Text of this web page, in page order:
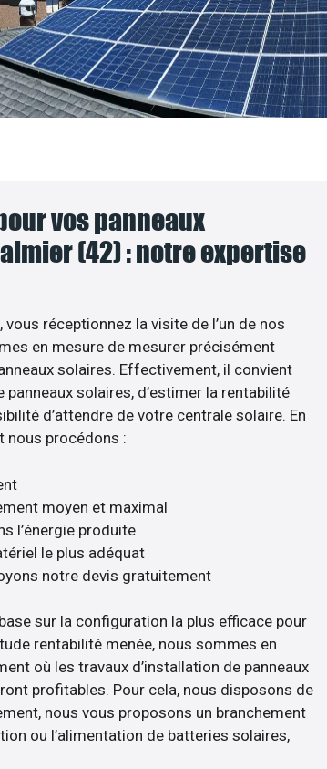
vos panneaux
(42) : notre expertise
réceptionnez la visite de l’un de nos
en mesure de mesurer précisément
solaires. Effectivement, il convient
solaires, d’estimer la rentabilité
d’attendre de votre centrale solaire. En
nous procédons :
moyen et maximal
l’énergie produite
le plus adéquat
notre devis gratuitement
sur la configuration la plus efficace pour
rentabilité menée, nous sommes en
où les travaux d’installation de panneaux
profitables. Pour cela, nous disposons de
nous vous proposons un branchement
ou l’alimentation de batteries solaires,